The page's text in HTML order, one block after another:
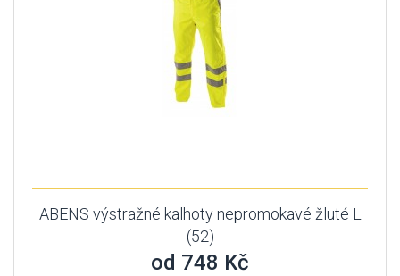
ABENS výstražné kalhoty nepromokavé žluté L
(52)
od 748 Kč